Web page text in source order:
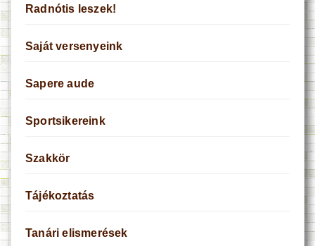
Radnótis leszek!
Saját versenyeink
Sapere aude
Sportsikereink
Szakkör
Tájékoztatás
Tanári elismerések